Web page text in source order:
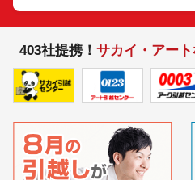
403社提携！ サカイ・アー